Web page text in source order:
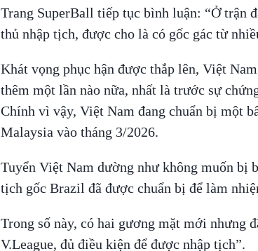
Trang SuperBall tiếp tục bình luận: “Ở trận
thủ nhập tịch, được cho là có gốc gác từ
Khát vọng phục hận được thắp lên, Việt
thêm một lần nào nữa, nhất là trước sự
Chính vì vậy, Việt Nam đang chuẩn bị một
Malaysia vào tháng 3/2026.
Tuyển Việt Nam dường như không muốn bị
tịch gốc Brazil đã được chuẩn bị để làm
Trong số này, có hai gương mặt mới nhưng
V.League, đủ điều kiện để được nhập tịch”.